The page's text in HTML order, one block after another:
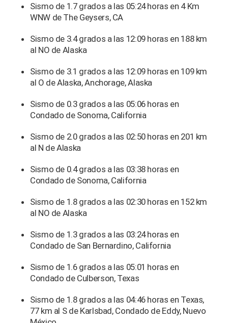
Sismo de 1.7 grados a las 05:24 horas en 4 Km
WNW de The Geysers, CA
Sismo de 3.4 grados a las 12:09 horas en 188 km
al NO de Alaska
Sismo de 3.1 grados a las 12:09 horas en 109 km
al O de Alaska, Anchorage, Alaska
Sismo de 0.3 grados a las 05:06 horas en
Condado de Sonoma, California
Sismo de 2.0 grados a las 02:50 horas en 201 km
al N de Alaska
Sismo de 0.4 grados a las 03:38 horas en
Condado de Sonoma, California
Sismo de 1.8 grados a las 02:30 horas en 152 km
al NO de Alaska
Sismo de 1.3 grados a las 03:24 horas en
Condado de San Bernardino, California
Sismo de 1.6 grados a las 05:01 horas en
Condado de Culberson, Texas
Sismo de 1.8 grados a las 04:46 horas en Texas,
77 km al S de Karlsbad, Condado de Eddy, Nuevo